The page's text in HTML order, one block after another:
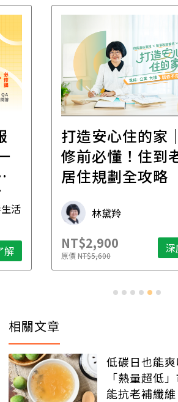
活
解
打造安心住的家
修前必懂！住到
居住規劃全攻略
林黛羚
NT$2,900
原價NT$5,600
相關文章
低碳日也能
「熱量超低
能抗老補纖維